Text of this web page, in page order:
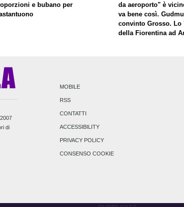
e bubano per
da aeroporto" è
va bene così.
convinto Grosso. Lo
della Fiorentina ad
di
MOBILE
RSS
CONTATTI
ACCESSIBILITY
PRIVACY POLICY
CONSENSO COOKIE